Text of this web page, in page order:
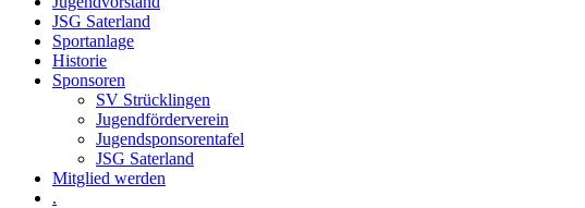
JSG Saterland
Sportanlage
Historie
Sponsoren
SV Strücklingen
Jugendförderverein
Jugendsponsorentafel
JSG Saterland
Mitglied werden
.